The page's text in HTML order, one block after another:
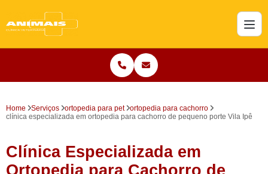
Home Serviços ortopedia para pet
ortopedia para cachorro
clínica especializada em ortopedia para cachorro de pequeno porte Vila Ipê
Clínica Especializada em
Ortopedia para Cachorro de